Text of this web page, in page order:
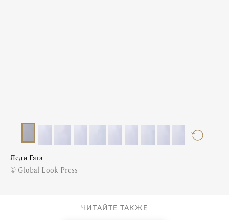
Леди Гага
© Global Look Press
ЧИТАЙТЕ ТАКЖЕ